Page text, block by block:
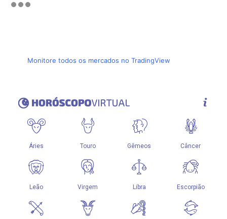
Monitore todos os mercados no TradingView